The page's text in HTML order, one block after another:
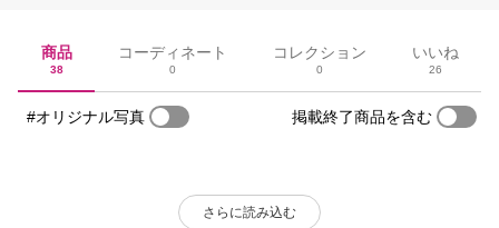
商品
38
コーディネート
0
コレクション
0
いいね
26
#オリジナル写真 掲載終了商品を含む
さらに読み込む